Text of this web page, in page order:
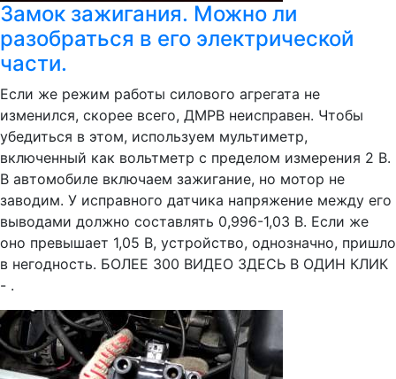
Замок зажигания. Можно ли
разобраться в его электрической
части.
Если же режим работы силового агрегата не
изменился, скорее всего, ДМРВ неисправен. Чтобы
убедиться в этом, используем мультиметр,
включенный как вольтметр с пределом измерения 2 В.
В автомобиле включаем зажигание, но мотор не
заводим. У исправного датчика напряжение между его
выводами должно составлять 0,996-1,03 В. Если же
оно превышает 1,05 В, устройство, однозначно, пришло
в негодность. БОЛЕЕ 300 ВИДЕО ЗДЕСЬ В ОДИН КЛИК
- .